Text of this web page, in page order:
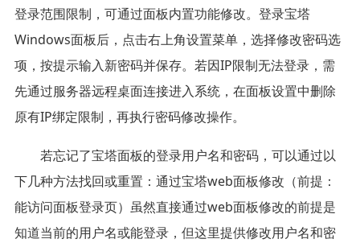
登录范围限制，可通过面板内置功能修改。登录宝塔
Windows面板后，点击右上角设置菜单，选择修改密码选
项，按提示输入新密码并保存。若因IP限制无法登录，需
先通过服务器远程桌面连接进入系统，在面板设置中删除
原有IP绑定限制，再执行密码修改操作。
若忘记了宝塔面板的登录用户名和密码，可以通过以
下几种方法找回或重置：通过宝塔web面板修改（前提：
能访问面板登录页）虽然直接通过web面板修改的前提是
知道当前的用户名或能登录，但这里提供修改用户名和密